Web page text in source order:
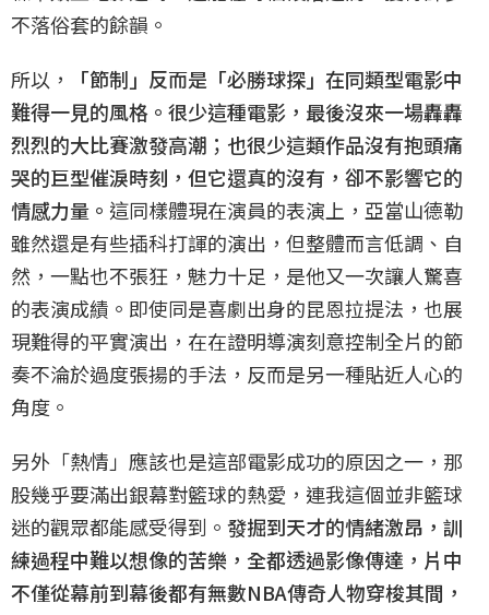
不落俗套的餘韻。
所以，
「節制」反而是「必勝球探」在同類型電影中
難得一見的風格。很少這種電影，最後沒來一場轟轟
烈烈的大比賽激發高潮；也很少這類作品沒有抱頭痛
哭的巨型催淚時刻，但它還真的沒有，卻不影響它的
情感力量。 這同樣體現在演員的表演上，亞當山德勒
雖然還是有些插科打諢的演出，但整體而言低調、自
然，一點也不張狂，魅力十足，是他又一次讓人驚喜
的表演成績。即使同是喜劇出身的昆恩拉提法，也展
現難得的平實演出，在在證明導演刻意控制全片的節
奏不淪於過度張揚的手法，反而是另一種貼近人心的
角度。
另外「熱情」應該也是這部電影成功的原因之一，那
股幾乎要滿出銀幕對籃球的熱愛，連我這個並非籃球
迷的觀眾都能感受得到。 發掘到天才的情緒激昂，訓
練過程中難以想像的苦樂，全都透過影像傳達，片中
不僅從幕前到幕後都有無數NBA傳奇人物穿梭其間，